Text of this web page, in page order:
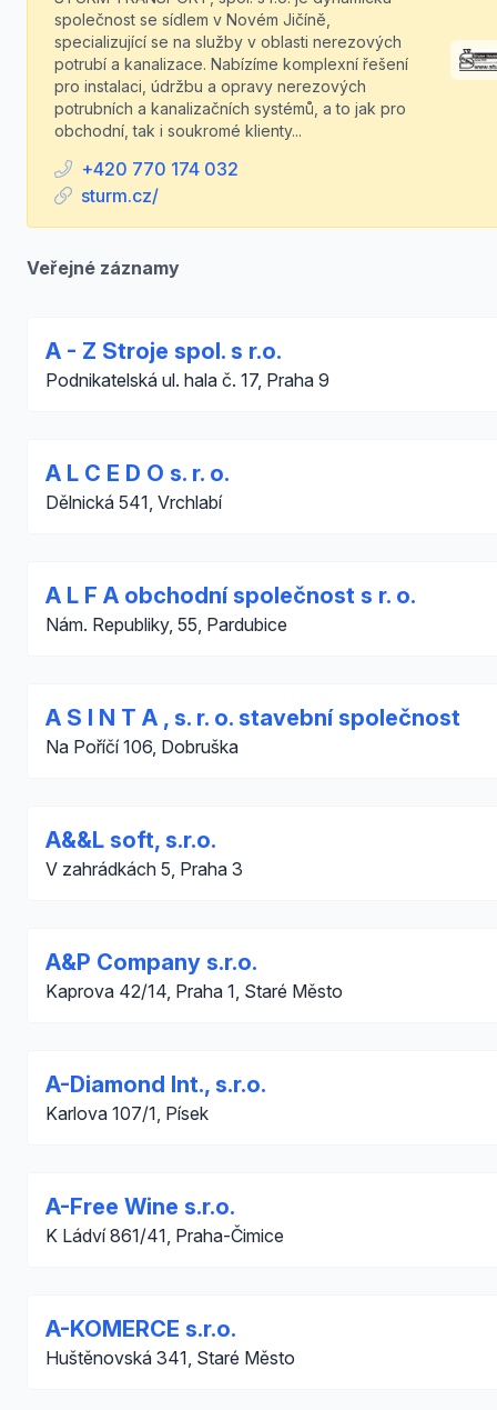
společnost se sídlem v Novém Jičíně,
specializující se na služby v oblasti nerezových
potrubí a kanalizace. Nabízíme komplexní řešení
pro instalaci, údržbu a opravy nerezových
potrubních a kanalizačních systémů, a to jak pro
obchodní, tak i soukromé klienty...
+420 770 174 032
sturm.cz/
Veřejné záznamy
A - Z Stroje spol. s r.o.
Podnikatelská ul. hala č. 17, Praha 9
A L C E D O s. r. o.
Dělnická 541, Vrchlabí
A L F A obchodní společnost s r. o.
Nám. Republiky, 55, Pardubice
A S I N T A , s. r. o. stavební společnost
Na Poříčí 106, Dobruška
A&&L soft, s.r.o.
V zahrádkách 5, Praha 3
A&P Company s.r.o.
Kaprova 42/14, Praha 1, Staré Město
A-Diamond Int., s.r.o.
Karlova 107/1, Písek
A-Free Wine s.r.o.
K Ládví 861/41, Praha-Čimice
A-KOMERCE s.r.o.
Huštěnovská 341, Staré Město